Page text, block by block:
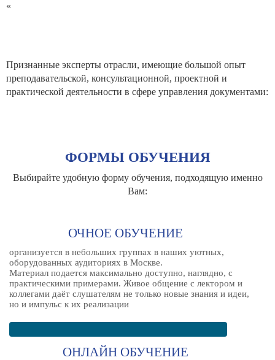
«
Признанные эксперты отрасли, имеющие большой опыт
преподавательской, консультационной, проектной и
практической деятельности в сфере управления документами:
ФОРМЫ ОБУЧЕНИЯ
Выбирайте удобную форму обучения, подходящую именно
Вам:
ОЧНОЕ ОБУЧЕНИЕ
организуется в небольших группах в наших уютных,
оборудованных аудиториях в Москве.
Материал подается максимально доступно, наглядно, с
практическими примерами. Живое общение с лектором и
коллегами даёт слушателям не только новые знания и идеи,
но и импульс к их реализации
ОНЛАЙН ОБУЧЕНИЕ